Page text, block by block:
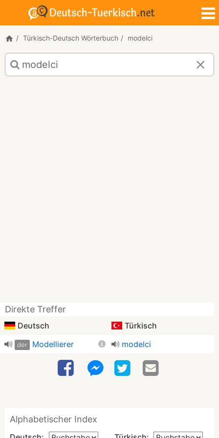
Türkisch-Deutsch Wörterbuch modelci
Türkisch-
Deutsch
Übersetzung
Direkte Treffer
Deutsch Türkisch
der Modellierer modelci
Alphabetischer Index